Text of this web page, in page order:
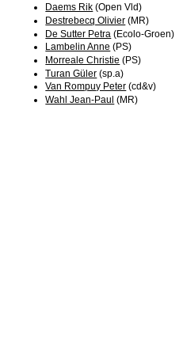
Daems Rik (Open Vld)
Destrebecq Olivier (MR)
De Sutter Petra (Ecolo-Groen)
Lambelin Anne (PS)
Morreale Christie (PS)
Turan Güler (sp.a)
Van Rompuy Peter (cd&v)
Wahl Jean-Paul (MR)